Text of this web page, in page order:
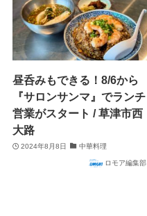
昼呑みもできる！8/6から
『サロンサンマ』でランチ
営業がスタート / 草津市西
大路
2024年8月8日 中華料理
ロモア編集部